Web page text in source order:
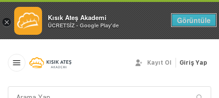
× Kısık Ateş Akademi
ÜCRETSİZ - Google Play'de
Görüntüle
Kayıt Ol Giriş Yap